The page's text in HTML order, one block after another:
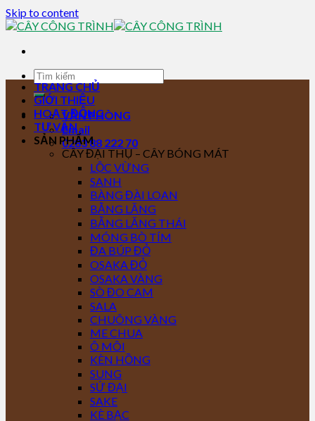
Skip to content
VĂN PHÒNG
Email
0283 88 222 70
TRANG CHỦ
GIỚI THIỆU
HOẠT ĐỘNG
TƯ VẤN
SẢN PHẨM
CÂY ĐẠI THỤ – CÂY BÓNG MÁT
LỘC VỪNG
SANH
BÀNG ĐÀI LOAN
BẰNG LĂNG
BẰNG LĂNG THÁI
MÓNG BÒ TÍM
ĐA BÚP ĐỎ
OSAKA ĐỎ
OSAKA VÀNG
SÒ ĐO CAM
SALA
CHUÔNG VÀNG
ME CHUA
Ô MÔI
KÈN HỒNG
SUNG
SỨ ĐẠI
SAKE
KÈ BẠC